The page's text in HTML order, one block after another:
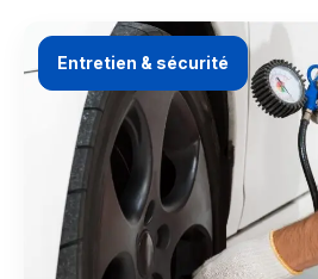
Entretien & sécurité